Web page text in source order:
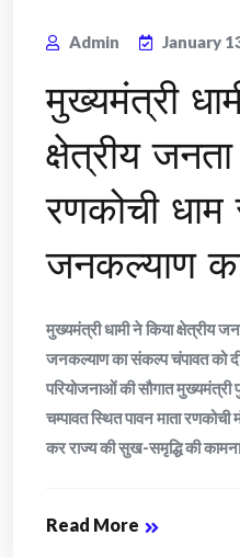
Admin January
मुख्यमंत्री
क्षेत्रीय
रणकोची धाम
जनकल्याण
मुख्यमंत्री धामी ने किया क्षेत्रीय
जनकल्याण का संकल्प चंपावत को
परियोजनाओं की सौगात
चम्पावत स्थित पावन माता
कर राज्य की सुख-समृद्धि की
Read More